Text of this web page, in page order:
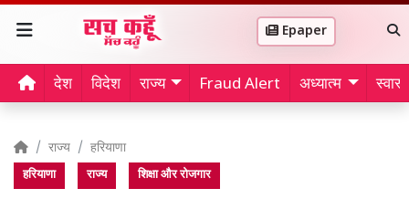
Epaper
देश विदेश राज्य Fraud Alert अध्यात्म
राज्य हरियाणा
हरियाणा राज्य शिक्षा और रोजगार